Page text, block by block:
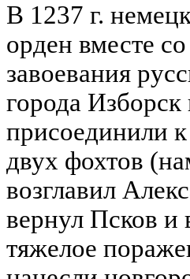
В 1237 г.
орден вместе
завоевания
города
присоединили
двух фохтов
возглавил
вернул Псков и
тяжелое